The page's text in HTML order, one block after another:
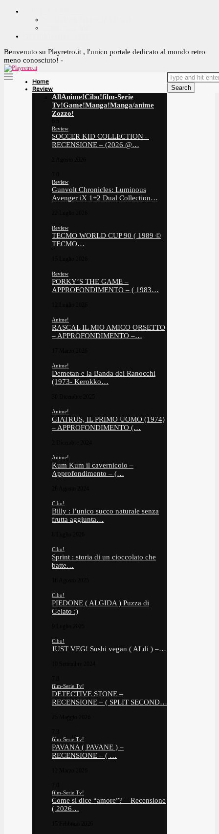
Benvenuto su Playretro.it , l'unico portale dedicato al mondo retro
meno conosciuto! -
Home
Review
AllAnime!Cibo!film-Serie
Tv!Game!Manga!Manga/anime
Zozzo!
Review
SOCCER KID COLLECTION –
RECENSIONE – (2026 @…
Review
Gunvolt Chronicles: Luminous
Avenger iX 1+2 Dual Collection…
Review
TECMO WORLD CUP 90 ( 1989 ©
TECMO…
Review
PORKY’S THE GAME –
APPROFONDIMENTO – ( 1983…
Anime!
RASCAL IL MIO AMICO ORSETTO
– APPROFONDIMENTO –…
Anime!
Demetan e la Banda dei Ranocchi
(1973- Kerokko…
Anime!
GIATRUS, IL PRIMO UOMO (1974)
– APPROFONDIMENTO (…
Anime!
Kum Kum il cavernicolo –
Approfondimento – (…
Cibo!
Billy : l’unico succo naturale senza
frutta aggiunta…
Cibo!
Sprint : storia di un cioccolato che
batte…
Cibo!
PIEDONE ( ALGIDA ) Puzza di
Gelato :)
Cibo!
JUST VEG! Sushi vegan ( ALdi ) –…
film-Serie Tv!
DETECTIVE STONE –
RECENSIONE – ( SPLIT SECOND…
film-Serie Tv!
PAVANA ( PAVANE ) –
RECENSIONE – ( …
film-Serie Tv!
Come si dice “amore”? – Recensione
( 2026…
Search